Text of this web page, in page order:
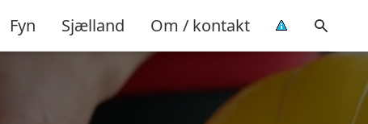
Fyn Sjælland Om / kontakt